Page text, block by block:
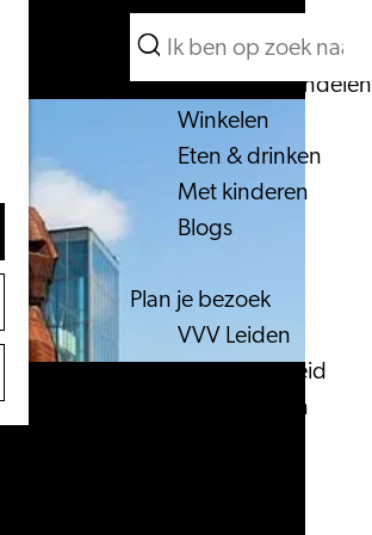
Menu
Zoeken
Wat te doen
Vanaf het water
Fietsen & wandelen
Winkelen
Eten & drinken
Met kinderen
Blogs
Plan je bezoek
VVV Leiden
Bereikbaarheid
Overnachten
Zoeken